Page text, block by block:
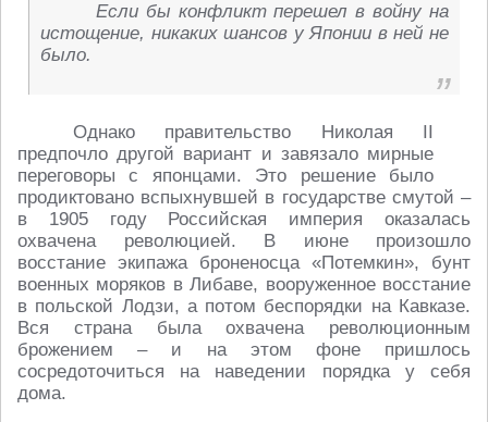
Если бы конфликт перешел в войну на
истощение, никаких шансов у Японии в ней не
было.
Однако правительство Николая II
предпочло другой вариант и завязало мирные
переговоры с японцами. Это решение было
продиктовано вспыхнувшей в государстве смутой –
в 1905 году Российская империя оказалась
охвачена революцией. В июне произошло
восстание экипажа броненосца «Потемкин», бунт
военных моряков в Либаве, вооруженное восстание
в польской Лодзи, а потом беспорядки на Кавказе.
Вся страна была охвачена революционным
брожением – и на этом фоне пришлось
сосредоточиться на наведении порядка у себя
дома.